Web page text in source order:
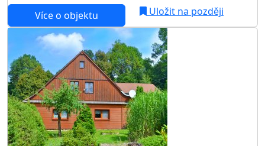
Více o objektu Uložit na později